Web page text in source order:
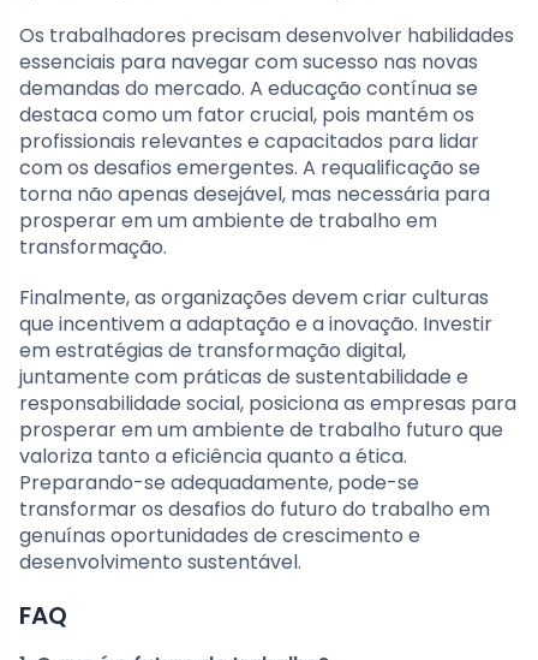
Os trabalhadores precisam desenvolver habilidades
essenciais para navegar com sucesso nas novas
demandas do mercado. A educação contínua se
destaca como um fator crucial, pois mantém os
profissionais relevantes e capacitados para lidar
com os desafios emergentes. A requalificação se
torna não apenas desejável, mas necessária para
prosperar em um ambiente de trabalho em
transformação.
Finalmente, as organizações devem criar culturas
que incentivem a adaptação e a inovação. Investir
em estratégias de transformação digital,
juntamente com práticas de sustentabilidade e
responsabilidade social, posiciona as empresas para
prosperar em um ambiente de trabalho futuro que
valoriza tanto a eficiência quanto a ética.
Preparando-se adequadamente, pode-se
transformar os desafios do futuro do trabalho em
genuínas oportunidades de crescimento e
desenvolvimento sustentável.
FAQ